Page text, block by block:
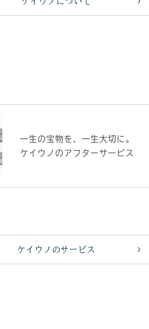
一生の宝物を、一生大切に。
ケイウノのアフターサービス
ケイウノのサービス